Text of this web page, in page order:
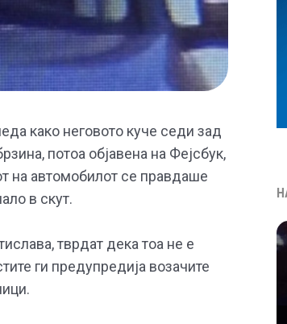
како неговото куче седи зад
потоа објавена на Фејсбук,
на автомобилот се правдаше
в скут.
тврдат дека тоа не е
ги предупредија возачите